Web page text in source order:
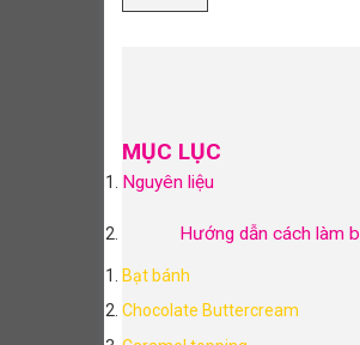
MỤC LỤC
Nguyên liệu
Hướng dẫn cách làm
Bạt bánh
Chocolate Buttercream